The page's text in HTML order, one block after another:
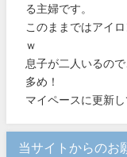
る主婦です。
このままではアイ
ｗ
息子が二人いるの
多め！
マイペースに更新し
当サイトからのお